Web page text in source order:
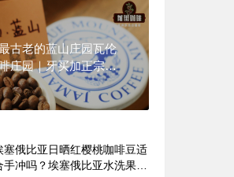
古老的蓝山庄园瓦伦
庄园｜牙买加正宗蓝
啡庄园有哪些？
塞俄比亚日晒红樱桃咖啡豆适
手冲吗？埃塞俄比亚水洗果丁